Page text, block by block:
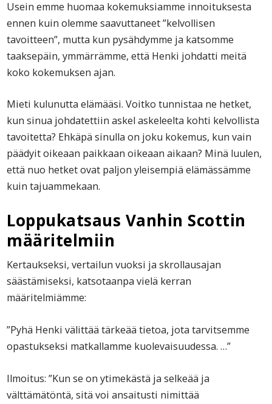
Usein emme huomaa kokemuksiamme innoituksesta
ennen kuin olemme saavuttaneet ”kelvollisen
tavoitteen”, mutta kun pysähdymme ja katsomme
taaksepäin, ymmärrämme, että Henki johdatti meitä
koko kokemuksen ajan.
Mieti kulunutta elämääsi. Voitko tunnistaa ne hetket,
kun sinua johdatettiin askel askeleelta kohti kelvollista
tavoitetta? Ehkäpä sinulla on joku kokemus, kun vain
päädyit oikeaan paikkaan oikeaan aikaan? Minä luulen,
että nuo hetket ovat paljon yleisempiä elämässämme
kuin tajuammekaan.
Loppukatsaus Vanhin Scottin
määritelmiin
Kertaukseksi, vertailun vuoksi ja skrollausajan
säästämiseksi, katsotaanpa vielä kerran
määritelmiämme:
”Pyhä Henki välittää tärkeää tietoa, jota tarvitsemme
opastukseksi matkallamme kuolevaisuudessa. …”
Ilmoitus: ”Kun se on ytimekästä ja selkeää ja
välttämätöntä, sitä voi ansaitusti nimittää